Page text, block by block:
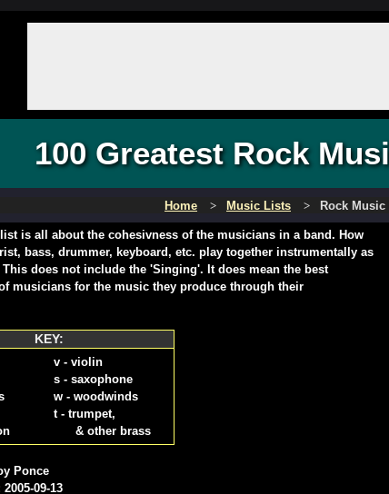
100 Greatest Rock
Home Music Lists Rock
is all about the cohesivness of the musicians in a band. How
bass, drummer, keyboard, etc. play together instrumentally as
This does not include the 'Singing'. It does mean the best
musicians for the music they produce through their
KEY:
v - violin
s - saxophone
w - woodwinds
t - trumpet,
& other brass
Ponce
2005-09-13